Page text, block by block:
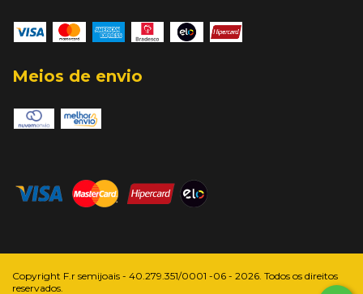
Meios de envio
Copyright F.r semijoais - 40.279.351/0001 -06 - 2026. Todos os direitos
reservados.